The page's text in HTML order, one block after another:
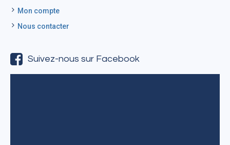
Mon compte
Nous contacter
Suivez-nous sur Facebook